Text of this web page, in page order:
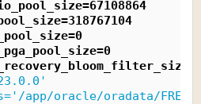
app/oracle/oradata/